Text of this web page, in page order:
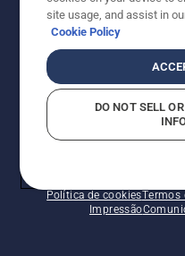
Política de cookiesTermos
Impressão
site usage, and assist in
Cookie Policy
DO NOT SELL